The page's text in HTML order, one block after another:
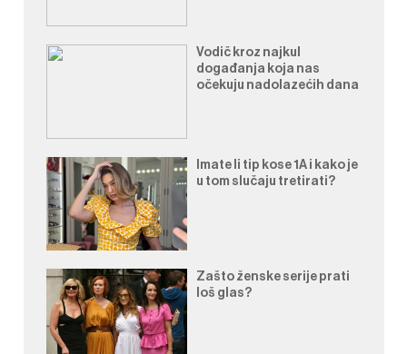
Vodič kroz najkul
događanja koja nas
očekuju nadolazećih dana
Imate li tip kose 1A i kako je
u tom slučaju tretirati?
Zašto ženske serije prati
loš glas?